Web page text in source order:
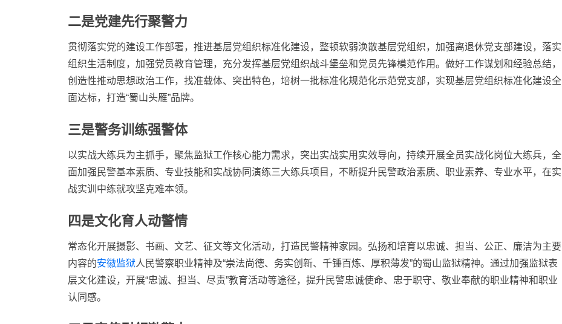
二是党建先行聚警力
贯彻落实党的建设工作部署，推进基层党组织标准化建设，整顿软弱涣散基层党组织，加强离退休党支部建设，落实
组织生活制度，加强党员教育管理，充分发挥基层党组织战斗堡垒和党员先锋模范作用。做好工作谋划和经验总结，
创造性推动思想政治工作，找准载体、突出特色，培树一批标准化规范化示范党支部，实现基层党组织标准化建设全
面达标，打造“蜀山头雁”品牌。
三是警务训练强警体
以实战大练兵为主抓手，聚焦监狱工作核心能力需求，突出实战实用实效导向，持续开展全员实战化岗位大练兵，全
面加强民警基本素质、专业技能和实战协同演练三大练兵项目，不断提升民警政治素质、职业素养、专业水平，在实
战实训中练就攻坚克难本领。
四是文化育人动警情
常态化开展摄影、书画、文艺、征文等文化活动，打造民警精神家园。弘扬和培育以忠诚、担当、公正、廉洁为主要
内容的安徽监狱人民警察职业精神及“崇法尚德、务实创新、千锤百炼、厚积薄发”的蜀山监狱精神。通过加强监狱表
层文化建设，开展“忠诚、担当、尽责”教育活动等途径，提升民警忠诚使命、忠于职守、敬业奉献的职业精神和职业
认同感。